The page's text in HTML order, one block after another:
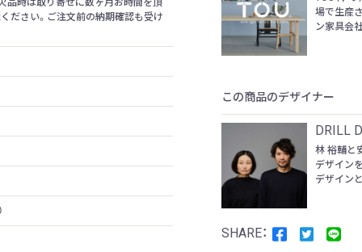
場で生産
ン家具会
この商品のデザイナー
DRILL
林 裕輔と
デザイン
デザイン
時は取り寄せに数ヶ月お時間を頂
ださい。ご注文前の納期確認も受け